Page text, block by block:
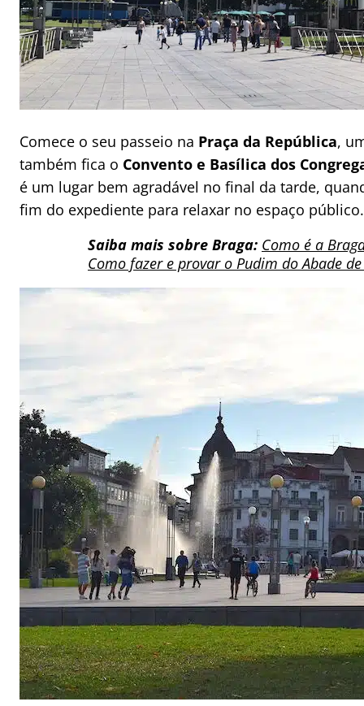
Comece o seu passeio na Praça da República,
também fica o Convento e Basílica dos
é um lugar bem agradável no final da tarde,
fim do expediente para relaxar no espaço público.
Saiba mais sobre Braga: Como é a
Como fazer e provar o Pudim do Abade